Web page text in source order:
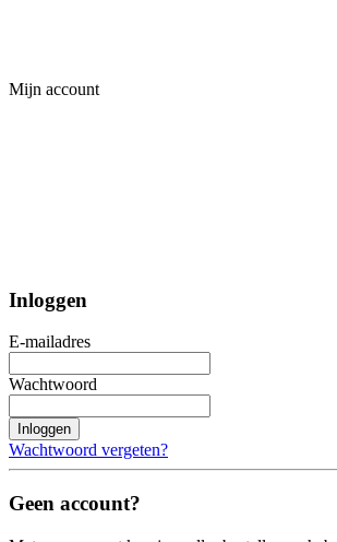
Mijn account
Inloggen
E-mailadres
Wachtwoord
Inloggen
Wachtwoord vergeten?
Geen account?